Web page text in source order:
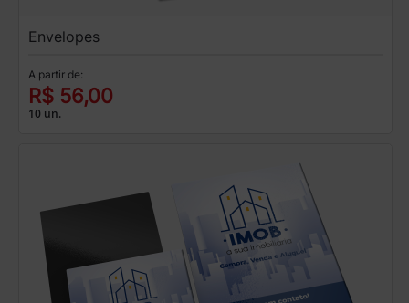
Envelopes
A partir de:
R$ 56,00
10 un.